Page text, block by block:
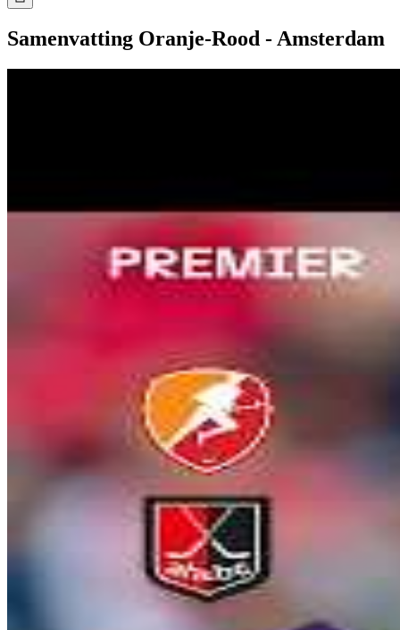
Samenvatting Oranje-Rood - Amsterdam